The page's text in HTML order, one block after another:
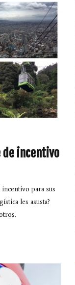
de incentivo
para sus
les asusta?